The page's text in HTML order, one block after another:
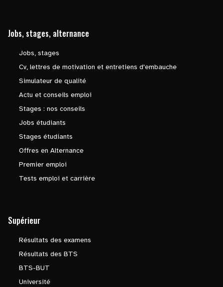
Jobs, stages, alternance
Jobs, stages
Cv, lettres de motivation et entretiens d'embauche
Simulateur de qualité
Actu et conseils emploi
Stages : nos conseils
Jobs étudiants
Stages étudiants
Offres en Alternance
Premier emploi
Tests emploi et carrière
Supérieur
Résultats des examens
Résultats des BTS
BTS-BUT
Université